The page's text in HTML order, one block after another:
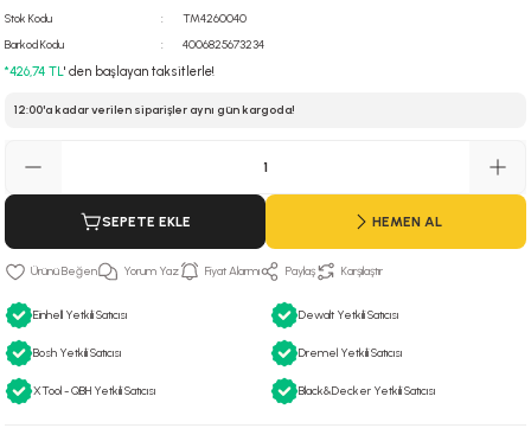
Tabancası
Stok Kodu
TM4260040
Barkod Kodu
4006825673234
*426,74 TL' den başlayan taksitlerle!
12:00'a kadar verilen siparişler aynı gün kargoda!
SEPETE EKLE HEMEN AL
Yorum Yaz Fiyat Alarmı Paylaş Karşılaştır
Einhell Yetkili Satıcısı Dewalt Yetkili Satıcısı
Bosh Yetkili Satıcısı Dremel Yetkili Satıcısı
XTool - QBH Yetkili Satıcısı Black&Decker Yetkili Satıcısı